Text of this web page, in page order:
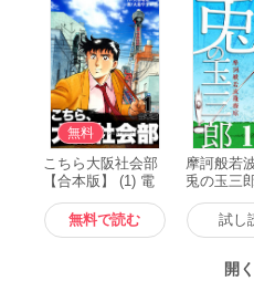
無料
こちら大阪社会部
【合本版】 (1) 電
子書籍版
無料で読む
摩訶般若
兎の玉三
子書籍版
試し